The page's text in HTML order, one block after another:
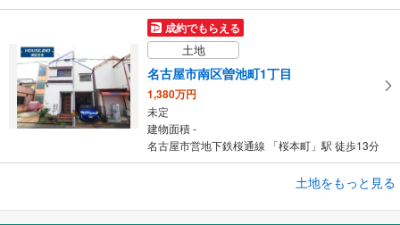
成約でもらえる
土地
名古屋市南区曽池町1丁目
1,380万円
未定
建物面積 -
名古屋市営地下鉄桜通線 「桜本町」駅 徒歩13分
土地をもっと見る